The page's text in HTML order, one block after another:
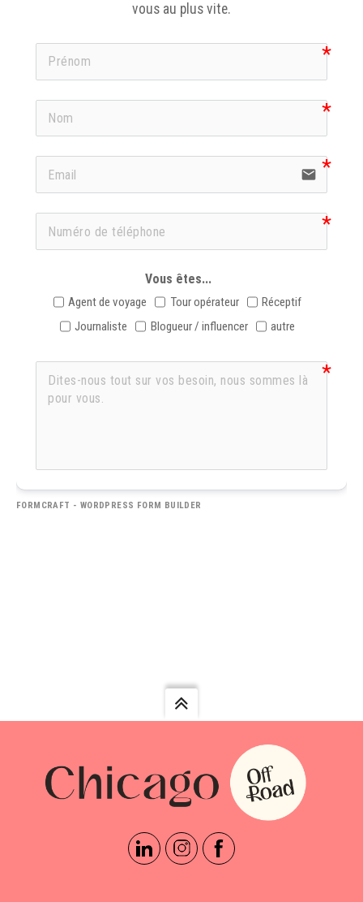
vous au plus vite.
email
Vous êtes...
Agent de voyage Tour opérateur
Réceptif
Journaliste
Blogueur / influencer autre
FORMCRAFT - WORDPRESS FORM BUILDER